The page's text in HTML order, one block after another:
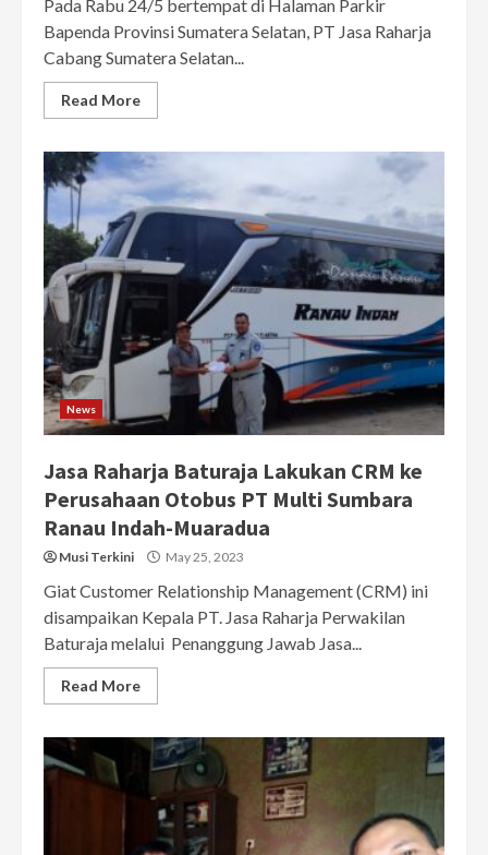
Pada Rabu 24/5 bertempat di Halaman Parkir
Bapenda Provinsi Sumatera Selatan, PT Jasa Raharja
Cabang Sumatera Selatan...
Read More
News
Jasa Raharja Baturaja Lakukan CRM ke
Perusahaan Otobus PT Multi Sumbara
Ranau Indah-Muaradua
Musi Terkini May 25, 2023
Giat Customer Relationship Management (CRM) ini
disampaikan Kepala PT. Jasa Raharja Perwakilan
Baturaja melalui Penanggung Jawab Jasa...
Read More